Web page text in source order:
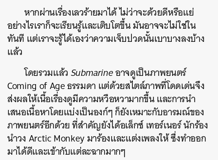
หากผ่านเรื่องเลวร้ายมาได้ ไม่ว่าจะด้วยดีหรือแย่
อย่างไรเราก็จะเรียนรู้และเติบโตขึ้น มันอาจจะไม่ใช่ใน
ทันที แต่เราจะรู้ได้เองว่าความเจ็บปวดนั้นเบาบางลงบ้าง
แล้ว
โดยรวมแล้ว Submarineอาจดูเป็นภาพยนตร์
Coming of Age ธรรมดา แต่ด้วยสไตล์ภาพที่โดดเด่นจึง
ส่งผลให้เนื้อเรื่องดูมีความหวือหวามากขึ้น และการนำ
เสนอเนื้อหาโดยแบ่งเป็นองก์ๆ ก็ยังเหมาะกับอารมณ์ของ
ภาพยนตร์อีกด้วย ที่สำคัญยังได้อเล็กซ์ เทอร์เนอร์ นักร้อง
นำวง Arctic Monkey มาร้องและแต่งเพลงให้ ซึ่งทำออก
มาได้ดีและเข้ากับแต่ละฉากมากๆ